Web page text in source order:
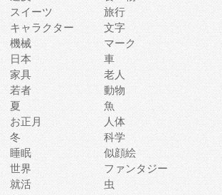
スイーツ
旅行
キャラクター
文字
機械
マーク
日本
車
家具
老人
若者
動物
夏
魚
お正月
人体
冬
科学
睡眠
似顔絵
世界
ファンタジー
就活
虫